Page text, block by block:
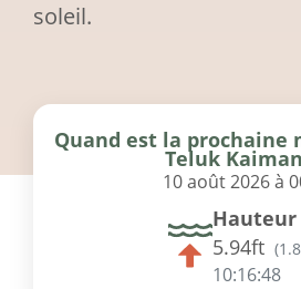
soleil.
Quand est la prochaine
Teluk
10 août 2026 à
Hauteur
5.94ft (
10:16:48